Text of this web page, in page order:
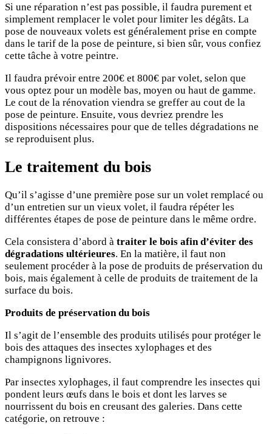
Si une réparation n’est pas possible, il faudra purement et
simplement remplacer le volet pour limiter les dégâts. La
pose de nouveaux volets est généralement prise en compte
dans le tarif de la pose de peinture, si bien sûr, vous confiez
cette tâche à votre peintre.
Il faudra prévoir entre 200€ et 800€ par volet, selon que
vous optez pour un modèle bas, moyen ou haut de gamme.
Le cout de la rénovation viendra se greffer au cout de la
pose de peinture. Ensuite, vous devriez prendre les
dispositions nécessaires pour que de telles dégradations ne
se reproduisent plus.
Le traitement du bois
Qu’il s’agisse d’une première pose sur un volet remplacé ou
d’un entretien sur un vieux volet, il faudra répéter les
différentes étapes de pose de peinture dans le même ordre.
Cela consistera d’abord à traiter le bois afin d’éviter des
dégradations ultérieures. En la matière, il faut non
seulement procéder à la pose de produits de préservation du
bois, mais également à celle de produits de traitement de la
surface du bois.
Produits de préservation du bois
Il s’agit de l’ensemble des produits utilisés pour protéger le
bois des attaques des insectes xylophages et des
champignons lignivores.
Par insectes xylophages, il faut comprendre les insectes qui
pondent leurs œufs dans le bois et dont les larves se
nourrissent du bois en creusant des galeries. Dans cette
catégorie, on retrouve :